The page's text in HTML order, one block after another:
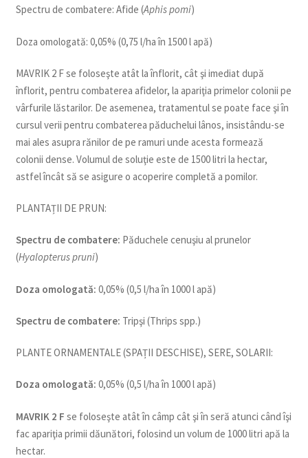
Spectru de combatere: Afide (Aphis pomi)
Doza omologată: 0,05% (0,75 l/ha în 1500 l apă)
MAVRIK 2 Fse foloseşte atât la înflorit, cât şi imediat după
înflorit, pentru combaterea afidelor, la apariţia primelor colonii pe
vârfurile lăstarilor. De asemenea, tratamentul se poate face şi în
cursul verii pentru combaterea păduchelui lânos, insistându-se
mai ales asupra rănilor de pe ramuri unde acesta formează
colonii dense. Volumul de soluţie este de 1500 litri la hectar,
astfel încât să se asigure o acoperire completă a pomilor.
PLANTAȚII DE PRUN:
Spectru de combatere: Păduchele cenuşiu al prunelor
(Hyalopterus pruni)
Doza omologată: 0,05% (0,5 l/ha în 1000 l apă)
Spectru de combatere: Tripşi (Thrips spp.)
PLANTE ORNAMENTALE (SPAȚII DESCHISE), SERE, SOLARII:
Doza omologată: 0,05% (0,5 l/ha în 1000 l apă)
MAVRIK 2 F se foloseşte atât în câmp cât şi în seră atunci când îşi
fac apariţia primii dăunători, folosind un volum de 1000 litri apă la
hectar.